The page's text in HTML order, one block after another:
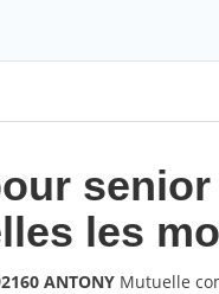
les
ANTONY Mutuelle